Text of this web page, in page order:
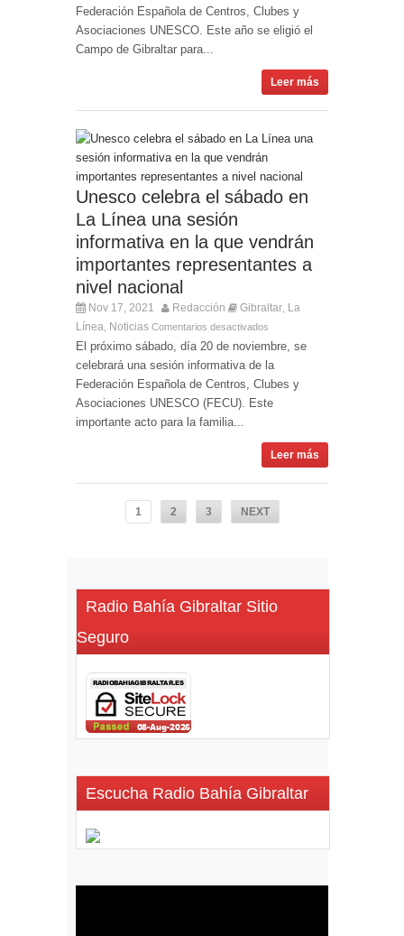
Federación Española de Centros, Clubes y
Asociaciones UNESCO. Este año se eligió el
Campo de Gibraltar para...
Leer más
Unesco celebra el sábado en
La Línea una sesión
informativa en la que vendrán
importantes representantes a
nivel nacional
Nov 17, 2021 Redacción Gibraltar La
Línea Noticias Comentarios desactivados
El próximo sábado, día 20 de noviembre, se
celebrará una sesión informativa de la
Federación Española de Centros, Clubes y
Asociaciones UNESCO (FECU). Este
importante acto para la familia...
Leer más
1 2 3 NEXT
Radio Bahía Gibraltar Sitio
Seguro
Escucha Radio Bahía Gibraltar